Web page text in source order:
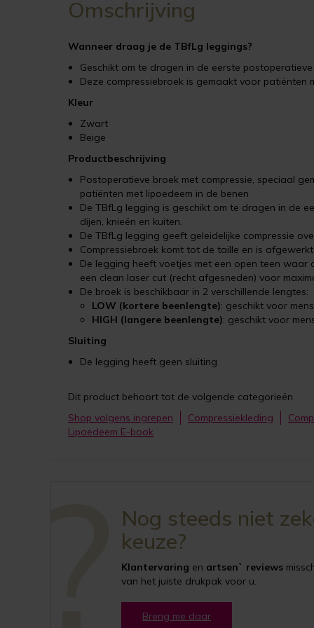
Omschrijving
Wanneer draag je de TBfLg leggings?
Geschikt om te dragen in de eerste
Deze compressiebroek is gemaakt voor patiënten
Kleur
Zwart
Beige
Productbeschrijving
Postoperatieve broek met compressie, speciaal
patiënten met lipoedeem in de benen
De TBfLg legging is geschikt om te dragen in de
dijen, knieën en kuiten.
De TBfLg legging geeft geleidelijke compressie
Compressiebroek komt tot de taille en is
De legging heeft voetjes met een open teen
een clean laser cut (recht afgesneden) voor
De broek is beschikbaar in 2 verschillende lengtes:
LOW (kortere beenlengte): geschikt voor
HIGH (langere beenlengte): geschikt voor
Sluiting
De legging heeft geen sluiting
Dit product behoort tot de volgende categorieën
Shop volgens ingrepen
Compressiekleding
Lipoedeem E-book
Nog steeds niet
keuze?
Klantervaring en artsen` reviews
van het juiste drukpak voor u.
Breng me daar